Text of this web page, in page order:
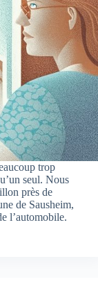
trop
seul. Nous
près de
de Sausheim,
l’automobile.